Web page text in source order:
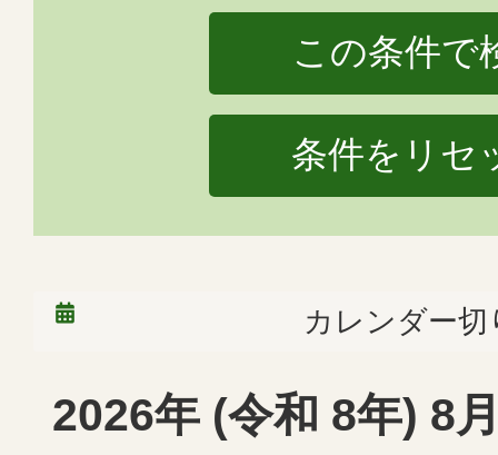
カレンダー切
2026年 (令和 8年) 8